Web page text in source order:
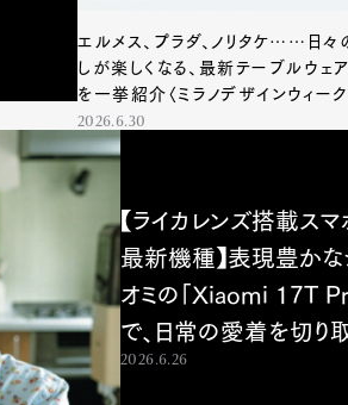
エルメス、プラダ、ノリタケ……日々
しが楽しくなる、最新テーブルウェ
を一挙紹介〈ミラノデザインウィー
レポート〉
2026.6.30
【ライカレンズ搭載スマ
最新機種】表現豊かな
オミの「Xiaomi 17T Pro
で、日常の愛着を切り
2026.6.26